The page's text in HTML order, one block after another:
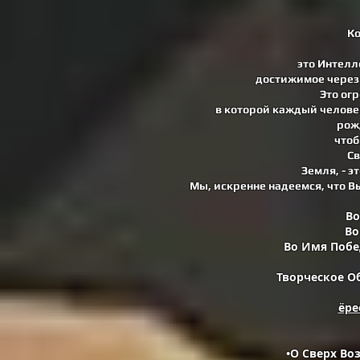
это
достижимое
Это
в которой каждый
Земля, -
Мы, искренне надеемся, что
Во Имя
Творческое
•О Сверх